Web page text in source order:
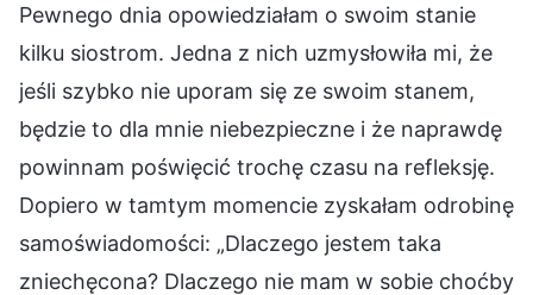
Pewnego dnia opowiedziałam o swoim stanie
kilku siostrom. Jedna z nich uzmysłowiła mi, że
jeśli szybko nie uporam się ze swoim stanem,
będzie to dla mnie niebezpieczne i że naprawdę
powinnam poświęcić trochę czasu na refleksję.
Dopiero w tamtym momencie zyskałam odrobinę
samoświadomości: „Dlaczego jestem taka
zniechęcona? Dlaczego nie mam w sobie choćby